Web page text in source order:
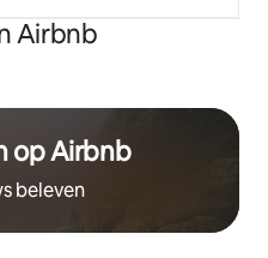
Airbnb
op Airbnb
beleven